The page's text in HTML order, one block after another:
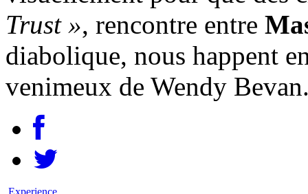
Trust », rencontre entre
diabolique, nous happent
venimeux de Wendy
Experience